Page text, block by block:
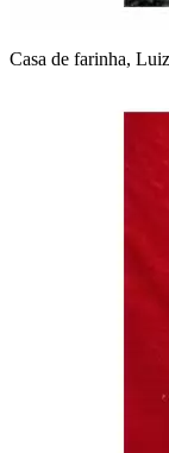
Casa de farinha,